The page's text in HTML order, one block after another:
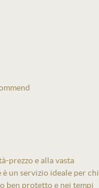
prezzo e alla vasta
un servizio ideale per chi
ben protetto e nei tempi